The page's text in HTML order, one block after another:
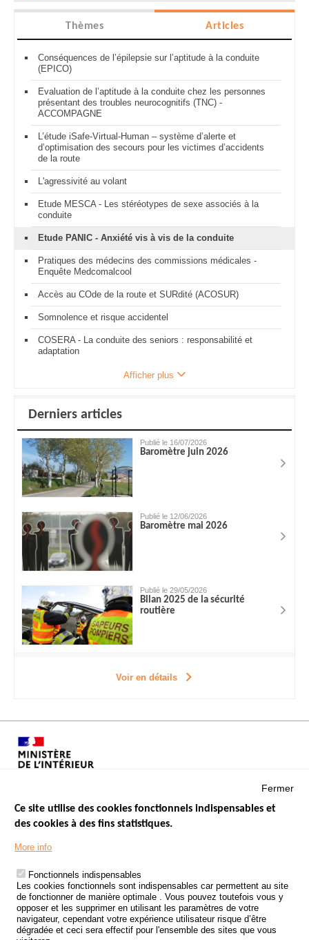
Thèmes Articles
Conséquences de l’épilepsie sur l’aptitude à la conduite
(EPICO)
Evaluation de l’aptitude à la conduite chez les personnes
présentant des troubles neurocognitifs (TNC) -
ACCOMPAGNE
L’étude iSafe-Virtual-Human – système d’alerte et
d’optimisation des secours pour les victimes d’accidents
de la route
L'agressivité au volant
Etude MESCA - Les stéréotypes de sexe associés à la
conduite
Etude PANIC - Anxiété vis à vis de la conduite
Pratiques des médecins des commissions médicales -
Enquête Medcomalcool
Accès au COde de la route et SURdité (ACOSUR)
Somnolence et risque accidentel
COSERA - La conduite des seniors : responsabilité et
adaptation
Afficher plus
Derniers articles
Publié le 16/07/2026
Baromètre juin 2026
Publié le 12/06/2026
Baromètre mai 2026
Publié le 29/05/2026
Bilan 2025 de la sécurité
routière
Voir en détails
Menu
Footer
LES SITES PUBLICS
ÉTAT DE L’INSÉCURITÉ ROUTIÈRE
TRAITEMENT DES DONNÉES PERSONNELLES DES ACCIDENTS DE
LA ROUTE
ETUDES ET RECHERCHES
Fermer
Ce site utilise des cookies fonctionnels indispensables et
des cookies à des fins statistiques.
More info
Fonctionnels indispensables
Les cookies fonctionnels sont indispensables car permettent au site
de fonctionner de manière optimale . Vous pouvez toutefois vous y
opposer et les supprimer en utilisant les paramètres de votre
navigateur, cependant votre expérience utilisateur risque d’être
dégradée et ceci sera effectif pour l'ensemble des sites que vous